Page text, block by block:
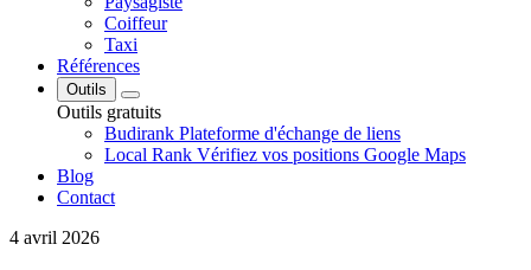
Coiffeur
Taxi
Références
Outils
Outils gratuits
Budirank Plateforme d'échange de liens
Local Rank Vérifiez vos positions Google Maps
Blog
Contact
4 avril 2026